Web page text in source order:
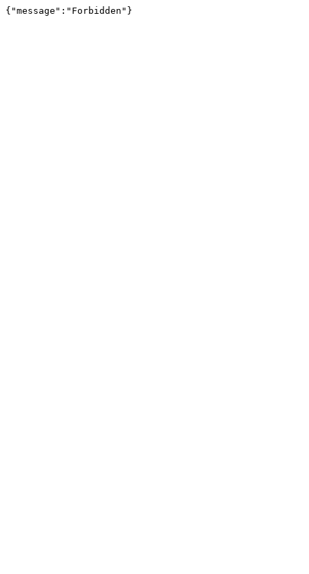
{"message":"Forbidden"}